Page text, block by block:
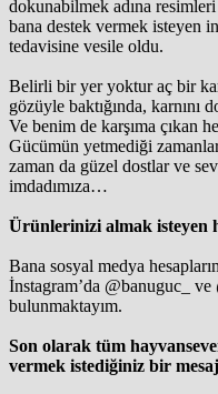
dokunabilmek adına
bana destek vermek isteyen
tedavisine vesile oldu.
Belirli bir yer yoktur aç bir
gözüyle baktığında,
Ve benim de karşıma çıkan
Gücümün yetmediği
zaman da güzel dostlar ve
imdadımıza…
Ürünlerinizi almak isteyen
Bana sosyal medya
İnstagram’da @banuguc_
bulunmaktayım.
Son olarak tüm
vermek istediğiniz bir